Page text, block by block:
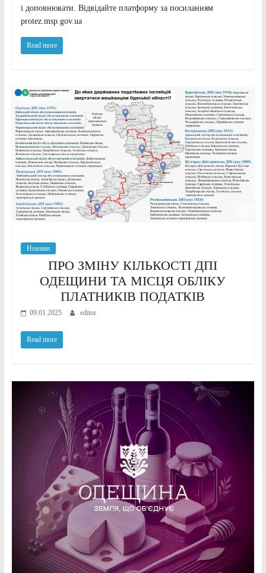
і доповнювати. Відвідайте платформу за посиланням
protez.msp.gov.ua
Read more
Новини
ПРО ЗМІНУ КІЛЬКОСТІ ДПІ
ОДЕЩИНИ ТА МІСЦЯ ОБЛІКУ
ПЛАТНИКІВ ПОДАТКІВ
09.01.2025 editor
Read more